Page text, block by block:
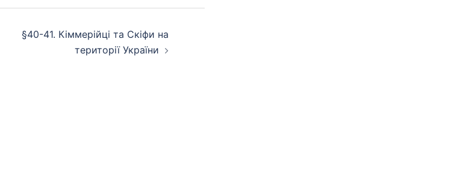
§40-41. Кіммерійці та Скіфи на
території України